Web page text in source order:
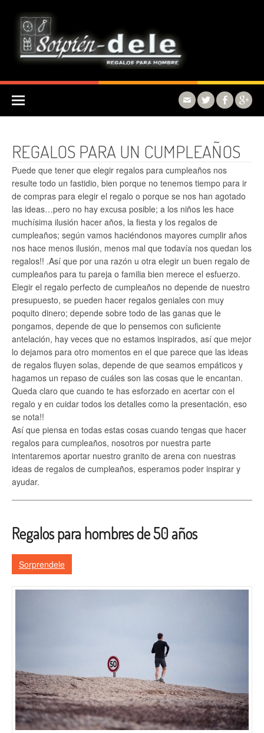
REGALOS PARA UN CUMPLEAÑOS
Puede que tener que elegir regalos para cumpleaños nos
resulte todo un fastidio, bien porque no tenemos tiempo para ir
de compras para elegir el regalo o porque se nos han agotado
las ideas…pero no hay excusa posible; a los niños les hace
muchísima ilusión hacer años, la fiesta y los regalos de
cumpleaños; según vamos haciéndonos mayores cumplir años
nos hace menos ilusión, menos mal que todavía nos quedan los
regalos!! .Así que por una razón u otra elegir un buen regalo de
cumpleaños para tu pareja o familia bien merece el esfuerzo.
Elegir el regalo perfecto de cumpleaños no depende de nuestro
presupuesto, se pueden hacer regalos geniales con muy
poquito dinero; depende sobre todo de las ganas que le
pongamos, depende de que lo pensemos con suficiente
antelación, hay veces que no estamos inspirados, así que mejor
lo dejamos para otro momentos en el que parece que las ideas
de regalos fluyen solas, depende de que seamos empáticos y
hagamos un repaso de cuáles son las cosas que le encantan.
Queda claro que cuando te has esforzado en acertar con el
regalo y en cuidar todos los detalles como la presentación, eso
se nota!!
Así que piensa en todas estas cosas cuando tengas que hacer
regalos para cumpleaños, nosotros por nuestra parte
intentaremos aportar nuestro granito de arena con nuestras
ideas de regalos de cumpleaños, esperamos poder inspirar y
ayudar.
Regalos para hombres de 50 años
Sorprendele